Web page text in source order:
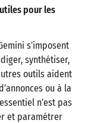
pour les
s’imposent
synthétiser,
outils aident
ou à la
n’est pas
et paramétrer